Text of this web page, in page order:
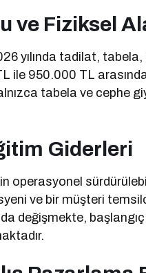
ve Fiziksel
yılında tadilat,
ile 950.000 TL
tabela ve cephe
Giderleri
operasyonel
ve bir müşteri
değişmekte,